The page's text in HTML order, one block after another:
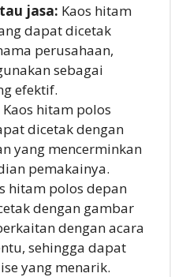
jasa: Kaos hitam
dapat dicetak
perusahaan,
sebagai
efektif.
Kaos hitam polos
dicetak dengan
yang mencerminkan
pemakainya.
hitam polos depan
dengan gambar
dengan acara
sehingga dapat
yang menarik.